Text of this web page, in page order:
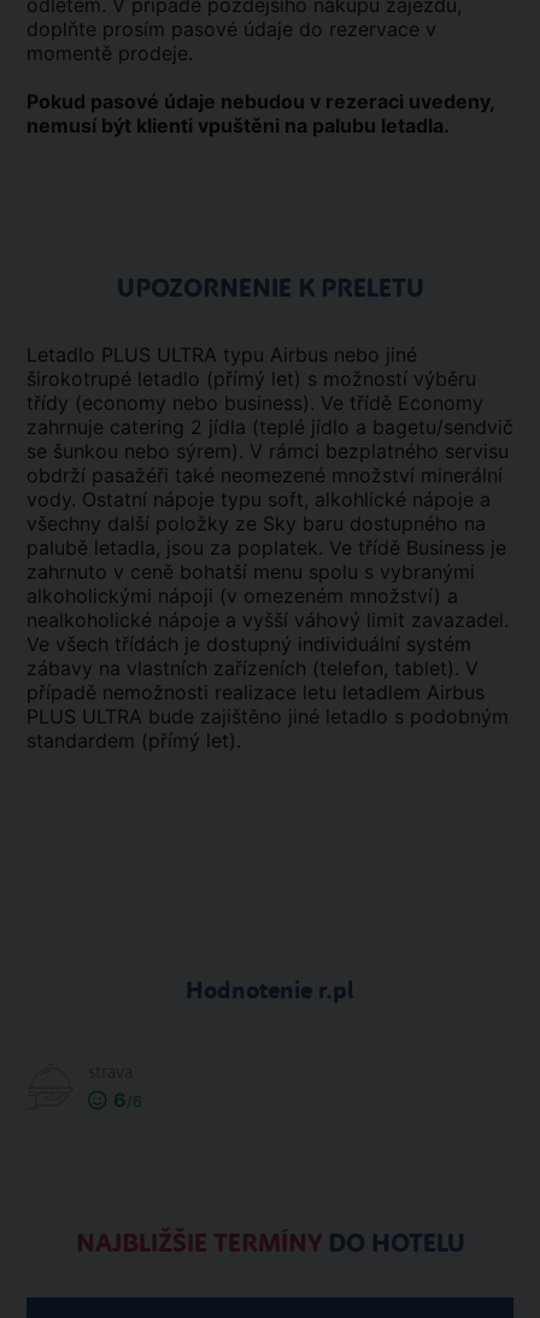
odletem. V případě pozdějšího nákupu zájezdu,
doplňte prosím pasové údaje do rezervace v
momentě prodeje.
Pokud pasové údaje nebudou v rezeraci uvedeny,
nemusí být klienti vpuštěni na palubu letadla.
UPOZORNENIE K PRELETU
Letadlo PLUS ULTRA typu Airbus nebo jiné
širokotrupé letadlo (přímý let) s možností výběru
třídy (economy nebo business). Ve třídě Economy
zahrnuje catering 2 jídla (teplé jídlo a bagetu/sendvič
se šunkou nebo sýrem). V rámci bezplatného servisu
obdrží pasažéři také neomezené množství minerální
vody. Ostatní nápoje typu soft, alkohlické nápoje a
všechny další položky ze Sky baru dostupného na
palubě letadla, jsou za poplatek. Ve třídě Business je
zahrnuto v ceně bohatší menu spolu s vybranými
alkoholickými nápoji (v omezeném množství) a
nealkoholické nápoje a vyšší váhový limit zavazadel.
Ve všech třídách je dostupný individuální systém
zábavy na vlastních zařízeních (telefon, tablet). V
případě nemožnosti realizace letu letadlem Airbus
PLUS ULTRA bude zajištěno jiné letadlo s podobným
standardem (přímý let).
Hodnotenie r.pl
6/6
NAJBLIŽŠIE TERMÍNYDO HOTELU